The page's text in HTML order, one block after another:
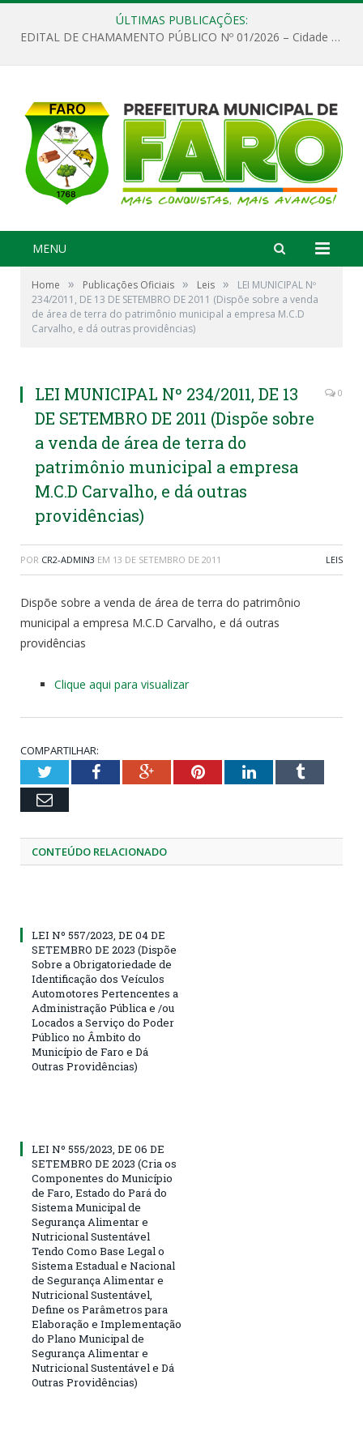
ÚLTIMAS PUBLICAÇÕES:
EDITAL DE CHAMAMENTO PÚBLICO Nº 01/2026 – Cidade de Faro
MENU
Home » Publicações Oficiais » Leis »
LEI MUNICIPAL Nº
234/2011, DE 13 DE SETEMBRO DE 2011 (Dispõe sobre a venda
de área de terra do patrimônio municipal a empresa M.C.D
Carvalho, e dá outras providências)
LEI MUNICIPAL Nº 234/2011, DE 13
DE SETEMBRO DE 2011 (Dispõe sobre
a venda de área de terra do
patrimônio municipal a empresa
M.C.D Carvalho, e dá outras
providências)
0
POR CR2-ADMIN3 EM 13 DE SETEMBRO DE 2011 LEIS
Dispõe sobre a venda de área de terra do patrimônio
municipal a empresa M.C.D Carvalho, e dá outras
providências
Clique aqui para visualizar
COMPARTILHAR:
TwitterFacebookGoogle+PinterestLinkedInTumblr
Email
CONTEÚDO RELACIONADO
LEI Nº 557/2023, DE 04 DE
SETEMBRO DE 2023 (Dispõe
Sobre a Obrigatoriedade de
Identificação dos Veículos
Automotores Pertencentes a
Administração Pública e /ou
Locados a Serviço do Poder
Público no Âmbito do
Município de Faro e Dá
Outras Providências)
LEI Nº 555/2023, DE 06 DE
SETEMBRO DE 2023 (Cria os
Componentes do Município
de Faro, Estado do Pará do
Sistema Municipal de
Segurança Alimentar e
Nutricional Sustentável
Tendo Como Base Legal o
Sistema Estadual e Nacional
de Segurança Alimentar e
Nutricional Sustentável,
Define os Parâmetros para
Elaboração e Implementação
do Plano Municipal de
Segurança Alimentar e
Nutricional Sustentável e Dá
Outras Providências)